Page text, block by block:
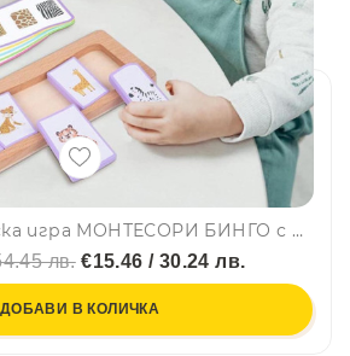
Настолна детска игра МОНТЕСОРИ БИНГО с флаш карти за развиване на бързина, точност и креативност YJH12, BF23
лв.€15.46 / 30.24 лв.
ДОБАВИ В КОЛИЧКА